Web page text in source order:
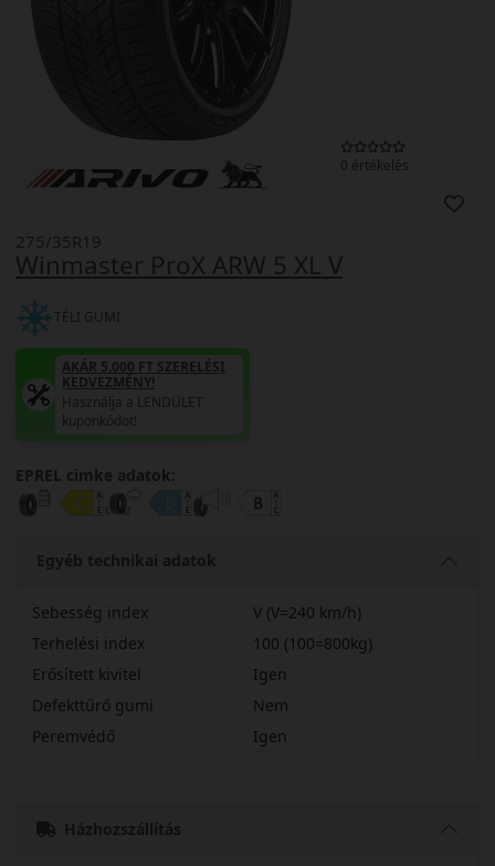
0 értékelés
Winmaster ProX ARW 5 XL V
275/35R19
TÉLI GUMI
AKÁR 5.000 FT SZERELÉSI
KEDVEZMÉNY!
Használja a LENDÜLET
kuponkódot!
EPREL cimke adatok:
Egyéb technikai adatok
Sebesség index
V (V=240 km/h)
Terhelési index
100 (100=800kg)
Erősített kivitel
Igen
Defekttűrő gumi
Nem
Peremvédő
Igen
Házhozszállítás